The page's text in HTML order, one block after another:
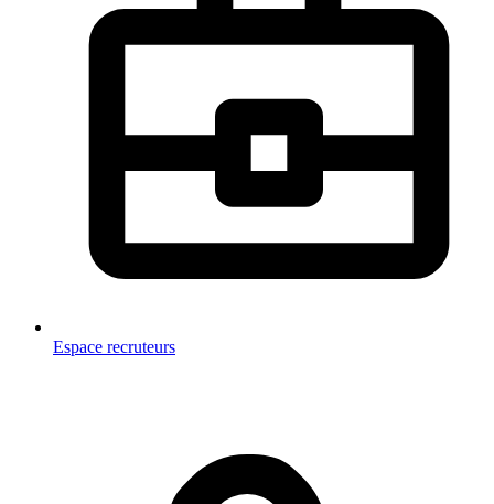
Espace recruteurs